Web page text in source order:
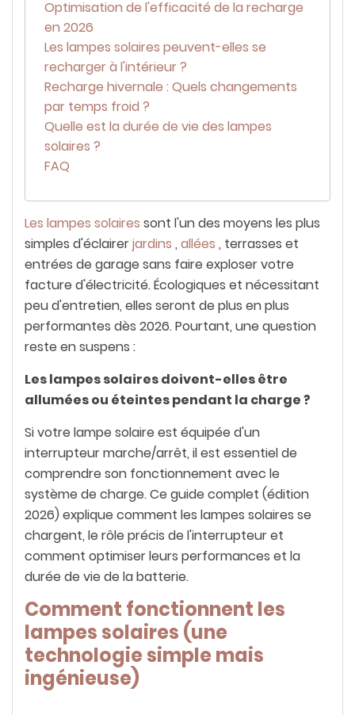
Optimisation de l'efficacité de la recharge
en 2026
Les lampes solaires peuvent-elles se
recharger à l'intérieur ?
Recharge hivernale : Quels changements
par temps froid ?
Quelle est la durée de vie des lampes
solaires ?
FAQ
Les lampes solaires sont l'un des moyens les plus
simples d'éclairerjardins , allées , terrasses et
entrées de garage sans faire exploser votre
facture d'électricité. Écologiques et nécessitant
peu d'entretien, elles seront de plus en plus
performantes dès 2026. Pourtant, une question
reste en suspens :
Les lampes solaires doivent-elles être
allumées ou éteintes pendant la charge ?
Si votre lampe solaire est équipée d'un
interrupteur marche/arrêt, il est essentiel de
comprendre son fonctionnement avec le
système de charge. Ce guide complet (édition
2026) explique comment les lampes solaires se
chargent, le rôle précis de l'interrupteur et
comment optimiser leurs performances et la
durée de vie de la batterie.
Comment fonctionnent les
lampes solaires (une
technologie simple mais
ingénieuse)